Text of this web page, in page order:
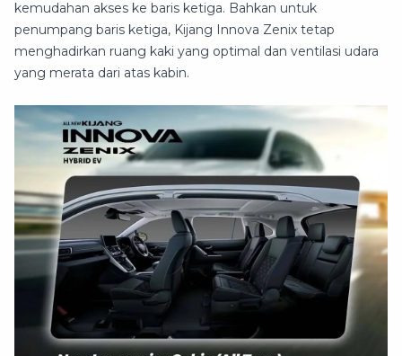
kemudahan akses ke baris ketiga. Bahkan untuk
penumpang baris ketiga, Kijang Innova Zenix tetap
menghadirkan ruang kaki yang optimal dan ventilasi udara
yang merata dari atas kabin.